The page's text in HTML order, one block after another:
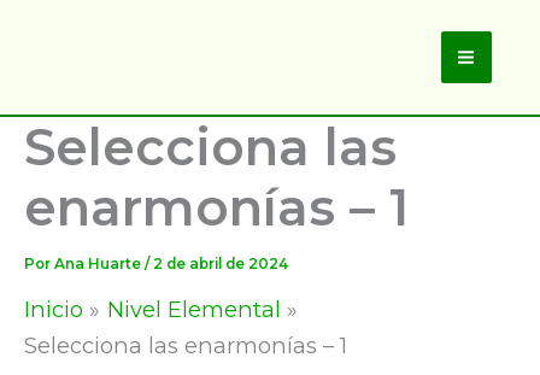
Main
Selecciona las
enarmonías – 1
Por Ana Huarte / 2 de abril de 2024
Inicio
Nivel Elemental
Selecciona las enarmonías – 1